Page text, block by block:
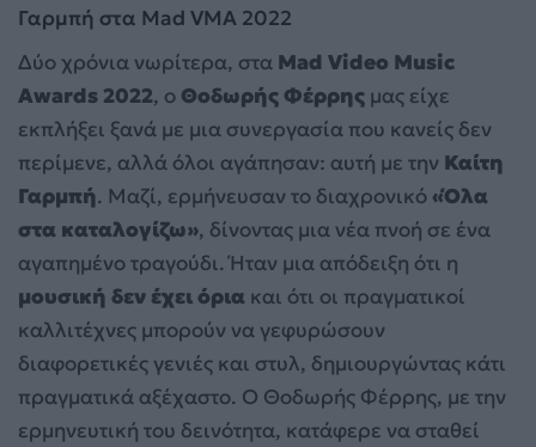
Γαρμπή στα Mad VMA 2022
Δύο χρόνια νωρίτερα, στα Mad Video Music
Awards 2022, ο Θοδωρής Φέρρης μας είχε
εκπλήξει ξανά με μια συνεργασία που κανείς δεν
περίμενε, αλλά όλοι αγάπησαν: αυτή με την Καίτη
Γαρμπή. Μαζί, ερμήνευσαν το διαχρονικό«Όλα
στα καταλογίζω», δίνοντας μια νέα πνοή σε ένα
αγαπημένο τραγούδι. Ήταν μια απόδειξη ότι η
μουσική δεν έχει όρια και ότι οι πραγματικοί
καλλιτέχνες μπορούν να γεφυρώσουν
διαφορετικές γενιές και στυλ, δημιουργώντας κάτι
πραγματικά αξέχαστο. Ο Θοδωρής Φέρρης, με την
ερμηνευτική του δεινότητα, κατάφερε να σταθεί